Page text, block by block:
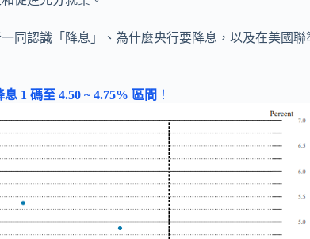
同認識「降息」、為什麼央行要降息，以及在美國
1 碼至 4.50 ~ 4.75% 區間 ！